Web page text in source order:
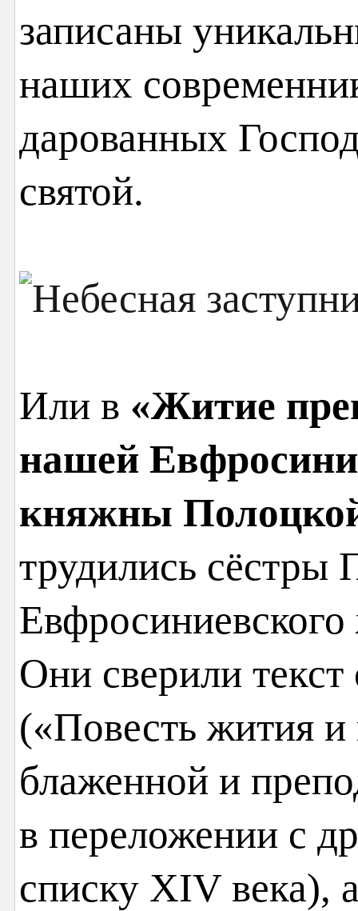
записаны
наших
дарованных
святой.
Или в «Житие
нашей
княжны
трудились сёстры
Они сверили
(«Повесть жития и
блаженной и
в переложении с
списку ХIV века),